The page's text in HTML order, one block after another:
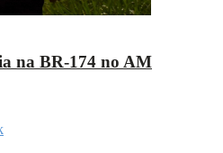
na BR-174 no AM